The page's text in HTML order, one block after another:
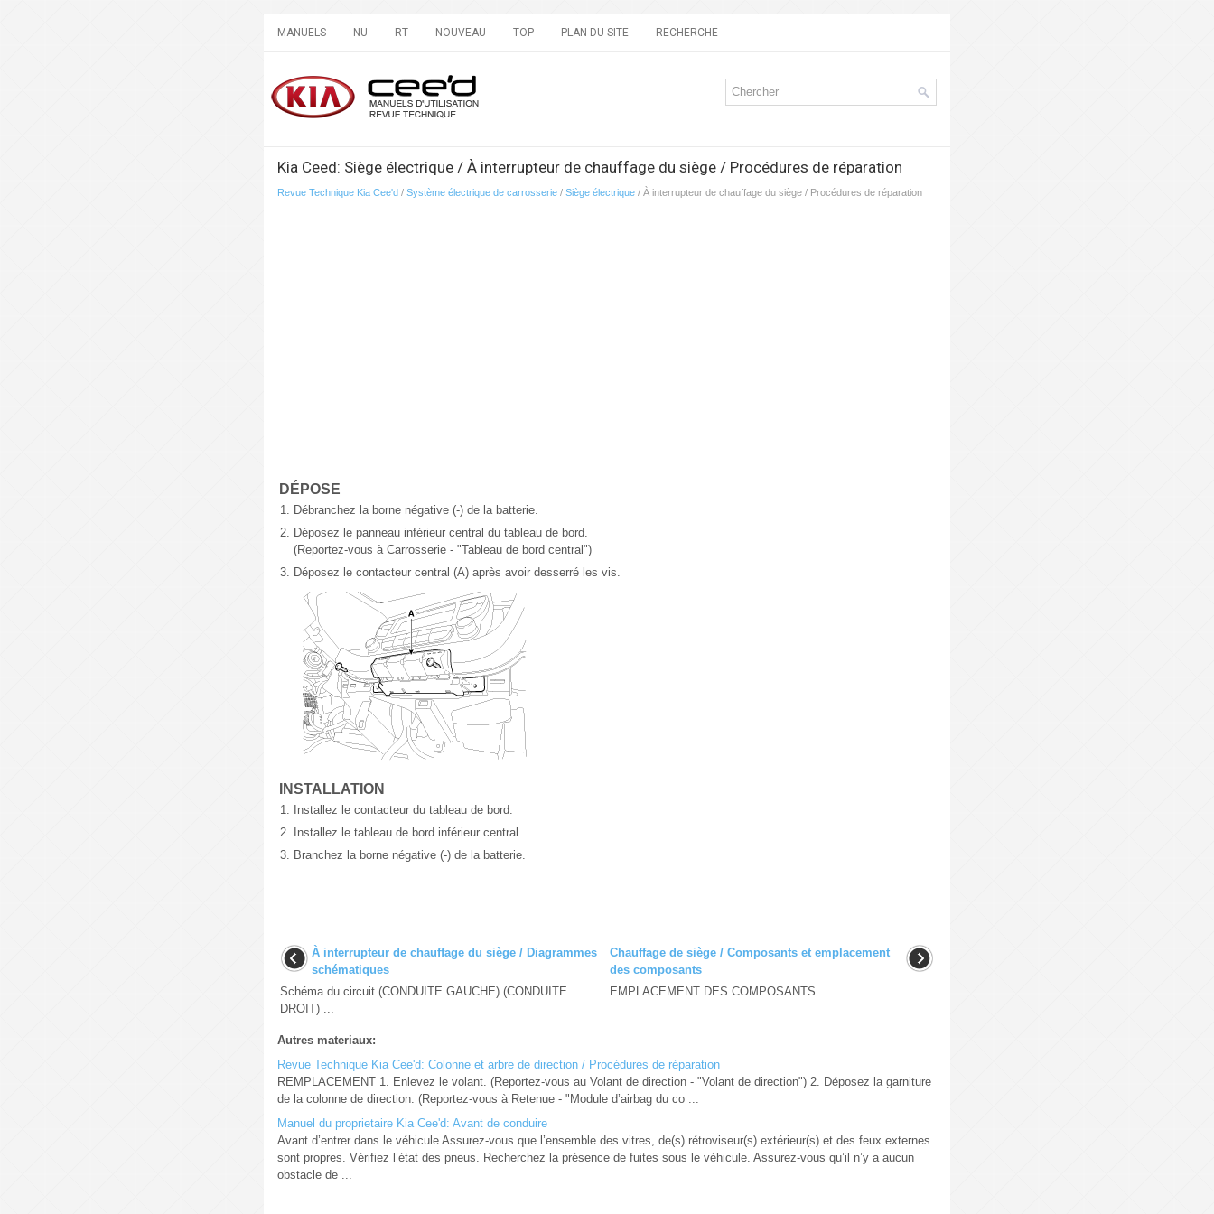
MANUELS NU RT NOUVEAU TOP PLAN DU SITE RECHERCHE
Kia Ceed: Siège électrique / À interrupteur de chauffage du siège / Procédures de réparation
Revue Technique Kia Cee'd / Système électrique de carrosserie / Siège électrique / À interrupteur de chauffage du siège / Procédures de réparation
DÉPOSE
1. Débranchez la borne négative (-) de la batterie.
2. Déposez le panneau inférieur central du tableau de bord.
(Reportez-vous à Carrosserie - "Tableau de bord central")
3. Déposez le contacteur central (A) après avoir desserré les vis.
INSTALLATION
1.
Installez le contacteur du tableau de bord.
2.
Installez le tableau de bord inférieur central.
3. Branchez la borne négative (-) de la batterie.
À interrupteur de chauffage du siège / Diagrammes
schématiques
Schéma du circuit (CONDUITE GAUCHE) (CONDUITE
DROIT) ...
Chauffage de siège / Composants et emplacement
des composants
EMPLACEMENT DES COMPOSANTS ...
Autres materiaux:
Revue Technique Kia Cee'd: Colonne et arbre de direction / Procédures de réparation
REMPLACEMENT 1. Enlevez le volant. (Reportez-vous au Volant de direction - "Volant de direction") 2. Déposez la garniture
de la colonne de direction. (Reportez-vous à Retenue - "Module d’airbag du co ...
Manuel du proprietaire Kia Cee'd: Avant de conduire
Avant d’entrer dans le véhicule Assurez-vous que l’ensemble des vitres, de(s) rétroviseur(s) extérieur(s) et des feux externes
sont propres. Vérifiez l’état des pneus. Recherchez la présence de fuites sous le véhicule. Assurez-vous qu’il n’y a aucun
obstacle de ...